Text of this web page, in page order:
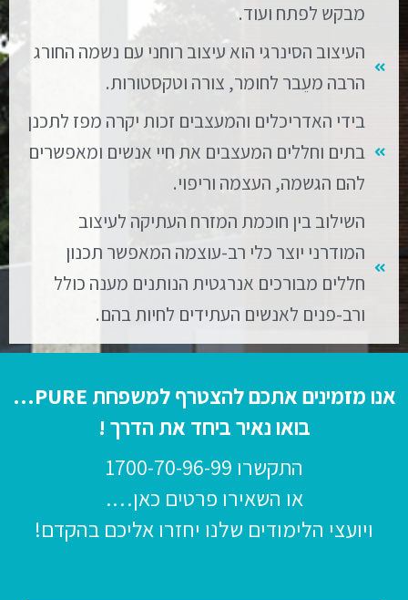
מבקש לפתח ועוד.
העיצוב הסינרגי הוא עיצוב רוחני עם נשמה החורג
הרבה מעֵבר לחומר, צורה וטקסטורות.
בידי האדריכלים והמעצבים זכות יקרה מפז לתכנן
בתים וחללים המעצבים את חיי אנשים ומאפשרים
להם הגשמה, העצמה וריפוי.
השילוב בין חוכמת המזרח העתיקה לעיצוב
המודרני יוצר כלי רב-עוצמה המאפשר תכנון
חללים מבורכים אנרגטית הנותנים מענה כולל
ורב-פנים לאנשים העתידים לחיות בהם.
אנו מזמינים אתכם להצטרף למשפחת PURE…
בואו נאיר ביחד את הדרך !
התקשרו 1700-70-96-99
או השאירו פרטים כאן….
ויועצי הלימודים שלנו יחזרו אליכם בהקדם!